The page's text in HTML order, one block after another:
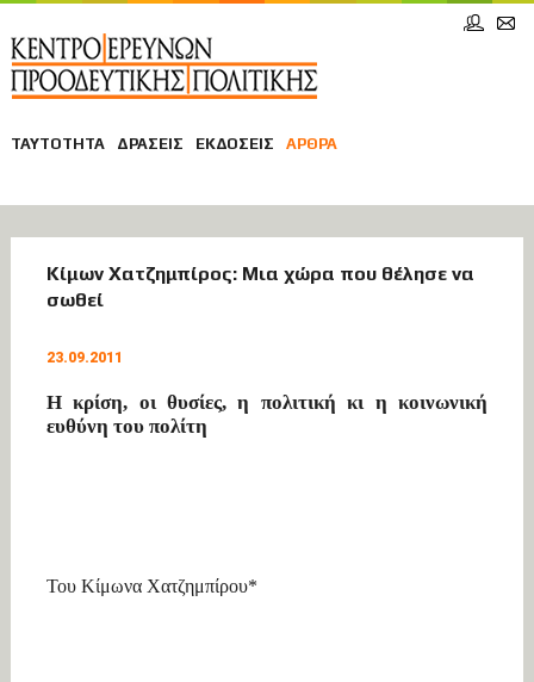
ΤΑΥΤΟΤΗΤΑ ΔΡΑΣΕΙΣ ΕΚΔΟΣΕΙΣ ΑΡΘΡΑ
ΑΡΘΡΑ
ΟΙΚΟΝΟΜΙΑ
23.09.2011
Κίμων Χατζημπίρος: Μια χώρα που θέλησε να
σωθεί
Η κρίση, οι θυσίες, η πολιτική κι η κοινωνική
ευθύνη του πολίτη
Του Κίμωνα Χατζημπίρου*